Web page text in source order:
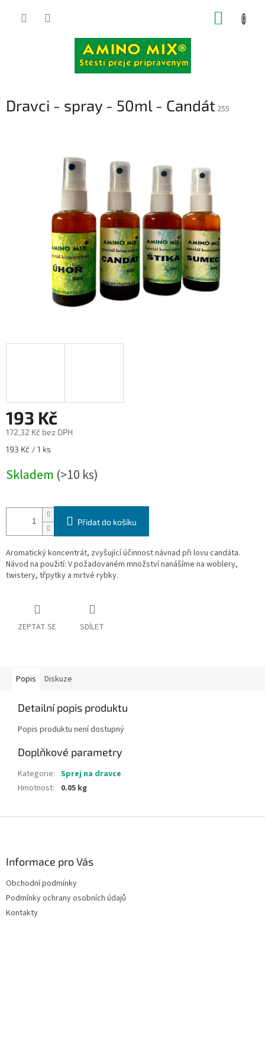
Dravci - spray - 50ml - Candát 255
193 Kč
172,32 Kč bez DPH
Měrná
193 Kč / 1 ks
Skladem (>10 ks)
Přidat do košíku
Aromatický koncentrát, zvyšující účinnost návnad při lovu candáta.
Návod na použití: V požadovaném množství nanášíme na woblery,
twistery, třpytky a mrtvé rybky.
ZEPTAT SE SDÍLET
Popis Diskuze
Detailní popis produktu
Popis produktu není dostupný
Doplňkové parametry
Kategorie: Sprej na dravce
Hmotnost: 0.05 kg
Informace pro Vás
Obchodní podmínky
Podmínky ochrany osobních údajů
Kontakty